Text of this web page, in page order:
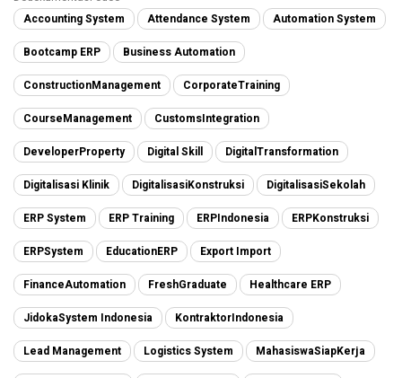
Accounting System
Attendance System Automation System
Bootcamp ERP Business Automation
ConstructionManagement CorporateTraining
CourseManagement CustomsIntegration
DeveloperProperty Digital Skill DigitalTransformation
Digitalisasi Klinik DigitalisasiKonstruksi DigitalisasiSekolah
ERP System ERP Training ERPIndonesia ERPKonstruksi
ERPSystem EducationERP Export Import
FinanceAutomation FreshGraduate Healthcare ERP
JidokaSystem Indonesia KontraktorIndonesia
Lead Management Logistics System MahasiswaSiapKerja